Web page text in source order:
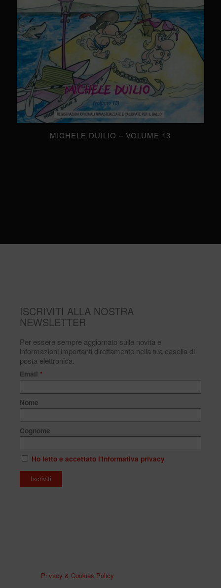
MICHELE DUILIO – VOLUME 13
ISCRIVITI ALLA NOSTRA
NEWSLETTER
Per essere sempre aggiornato sulle novità e
informazioni importanti direttamente nella tua casella di
posta elettronica.
Email *
Nome
Cognome
Ho letto e accettato l'informativa privacy
Privacy & Cookies Policy